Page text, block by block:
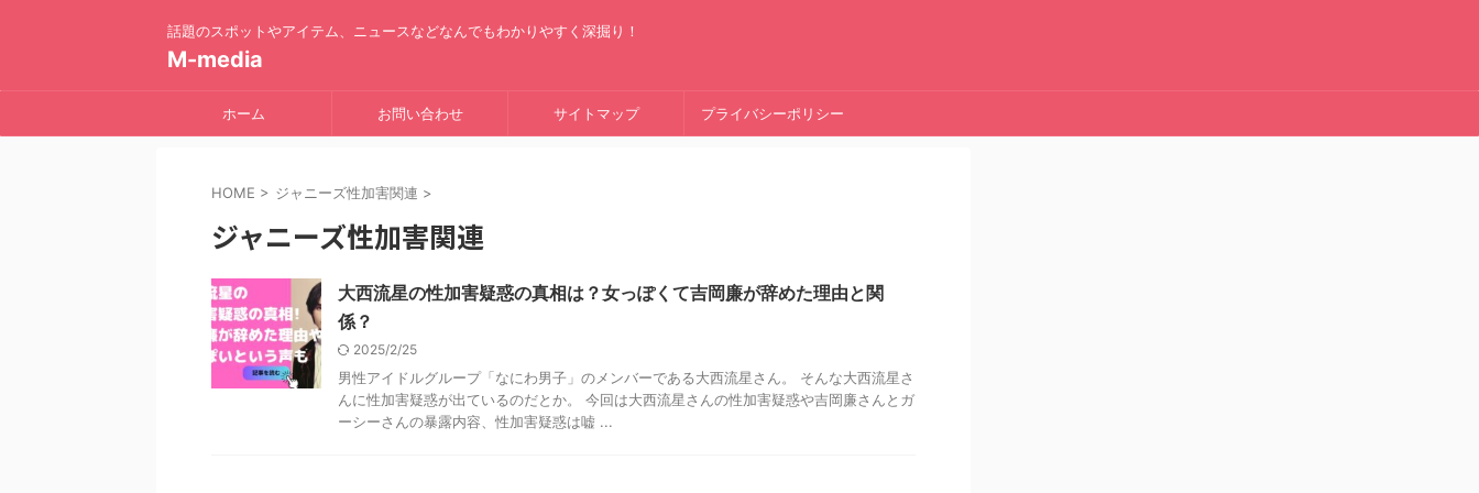
話題のスポットやアイテム、ニュースなどなんでもわかりやすく深掘り！
M-media
ホーム お問い合わせ サイトマップ プライバシーポリシー
HOME > ジャニーズ性加害関連 >
ジャニーズ性加害関連
大西流星の性加害疑惑の真相は？女っぽくて吉岡廉が辞めた理由と関
係？
2025/2/25
男性アイドルグループ「なにわ男子」のメンバーである大西流星さん。 そんな大西流星さ
んに性加害疑惑が出ているのだとか。 今回は大西流星さんの性加害疑惑や吉岡廉さんとガ
ーシーさんの暴露内容、性加害疑惑は嘘 ...